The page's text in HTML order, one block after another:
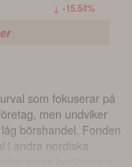
↓ -15.54%
som fokuserar på
men undviker
börshandel. Fonden
i andra nordiska